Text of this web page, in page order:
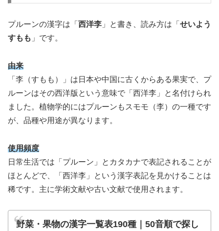
プルーンの漢字は「 西洋李 」と書き、読み方は「 せいよう
すもも 」です。
由来
「李（すもも）」は日本や中国に古くからある果実で、プ
ルーンはその西洋版という意味で「西洋李」と名付けられ
ました。植物学的にはプルーンもスモモ（李）の一種です
が、品種や用途が異なります。
使用頻度
日常生活では「プルーン」とカタカナで表記されることが
ほとんどで、「西洋李」という漢字表記を見かけることは
稀です。主に学術文献や古い文献で使用されます。
野菜・果物の漢字一覧表190種｜50音順で探し